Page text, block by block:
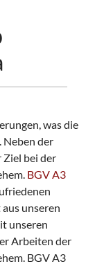
was die
Neben der
bei der
BGV A3
unseren
unseren
Arbeiten der
BGV A3